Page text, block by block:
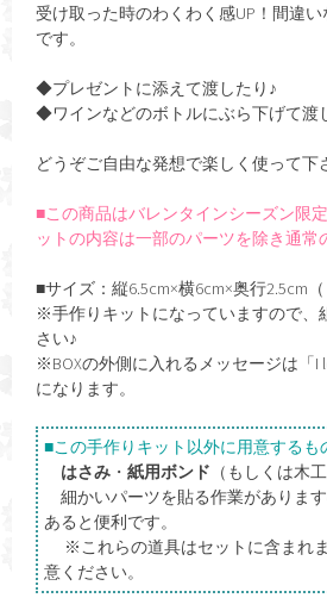
受け取った時のわくわく感UP！間違
です。
◆プレゼントに添えて渡したり♪
◆ワインなどのボトルにぶら下げて渡
どうぞご自由な発想で楽しく使って
■この商品はバレンタインシーズン限
ットの内容は一部のパーツを除き通常
■サイズ：縦6.5cm×横6cm×奥行2.5cm（
※手作りキットになっていますので、
さい♪
※BOXの外側に入れるメッセージは「I
になります。
■この手作りキット以外に用意するも
はさみ ・紙用ボンド （もしくは木
細かいパーツを貼る作業があります
あると便利です。
※これらの道具はセットに含まれ
意ください。